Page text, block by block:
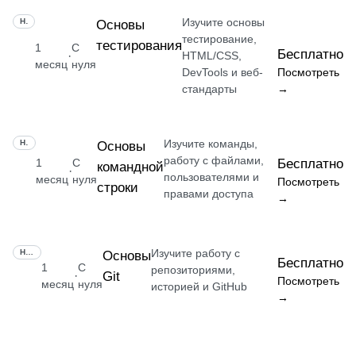
НАВЫК
1
месяц
·
С
нуля
Основы
тестирования
Изучите основы
тестирование,
HTML/CSS,
DevTools и веб-
стандарты
Бесплатно
Посмотреть
→
1
месяц
·
С
нуля
Основы
командной
строки
Изучите команды,
работу с файлами,
пользователями и
правами доступа
Бесплатно
Посмотреть
→
1
месяц
·
С
нуля
Основы
Git
Изучите работу с
репозиториями,
историей и GitHub
Бесплатно
Посмотреть
→